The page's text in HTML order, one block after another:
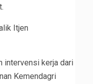
Itjen
intervensi kerja dari
Kemendagri